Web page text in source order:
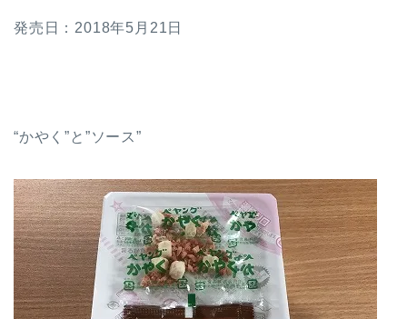
発売日：2018年5月21日
“かやく”と”ソース”